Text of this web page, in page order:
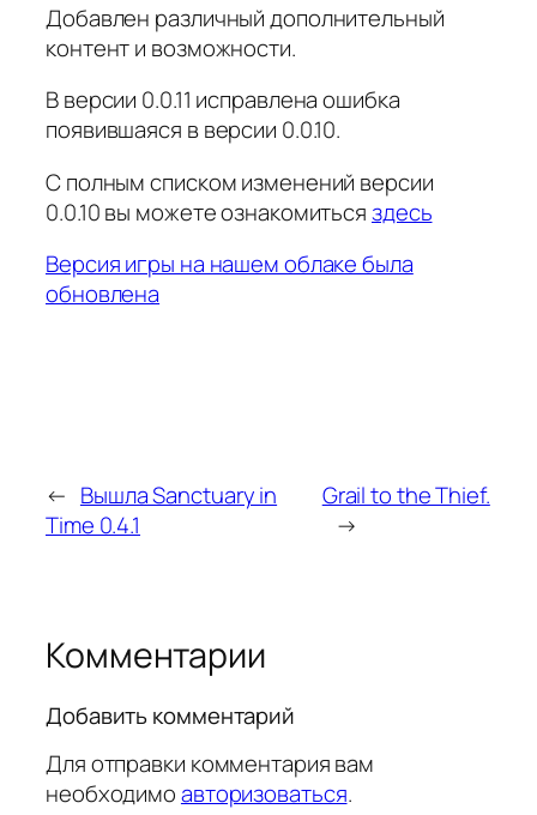
Добавлен различный дополнительный
контент и возможности.
В версии 0.0.11 исправлена ошибка
появившаяся в версии 0.0.10.
С полным списком изменений версии
0.0.10 вы можете ознакомитьсяздесь
Версия игры на нашем облаке была
обновлена
← Вышла Sanctuary in
Time 0.4.1
Grail to the Thief.
→
Комментарии
Добавить комментарий
Для отправки комментария вам
необходимоавторизоваться.